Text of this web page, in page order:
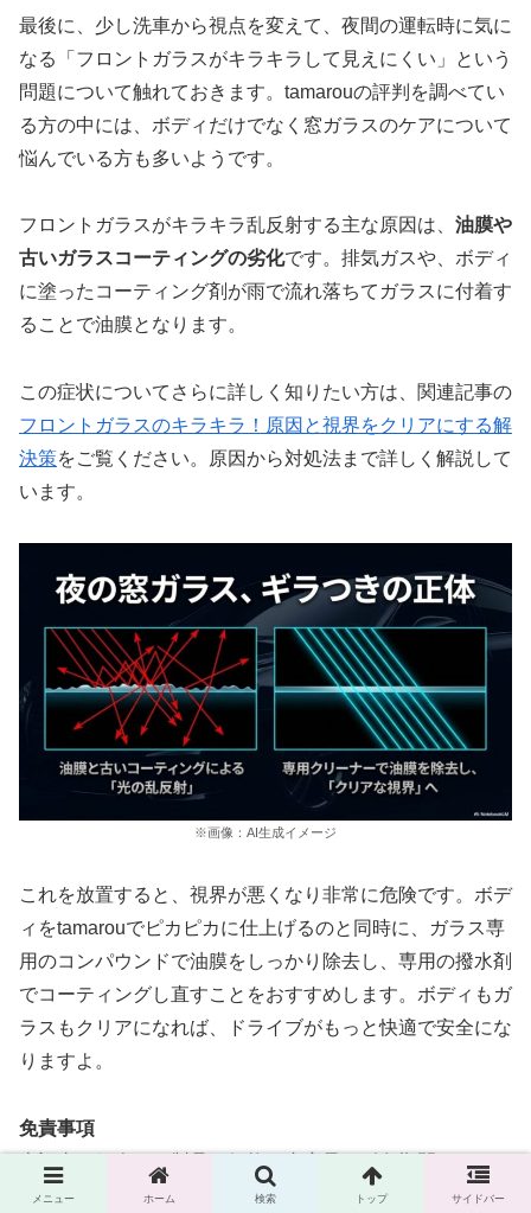
最後に、少し洗車から視点を変えて、夜間の運転時に気に
なる「フロントガラスがキラキラして見えにくい」という
問題について触れておきます。tamarouの評判を調べてい
る方の中には、ボディだけでなく窓ガラスのケアについて
悩んでいる方も多いようです。
フロントガラスがキラキラ乱反射する主な原因は、 油膜や
古いガラスコーティングの劣化です。排気ガスや、ボディ
に塗ったコーティング剤が雨で流れ落ちてガラスに付着す
ることで油膜となります。
この症状についてさらに詳しく知りたい方は、関連記事の
フロントガラスのキラキラ！原因と視界をクリアにする解
決策をご覧ください。原因から対処法まで詳しく解説して
います。
※画像：AI生成イメージ
これを放置すると、視界が悪くなり非常に危険です。ボデ
ィをtamarouでピカピカに仕上げるのと同時に、ガラス専
用のコンパウンドで油膜をしっかり除去し、専用の撥水剤
でコーティングし直すことをおすすめします。ボディもガ
ラスもクリアになれば、ドライブがもっと快適で安全にな
りますよ。
免責事項
本記事で紹介した製品の価格、内容量、耐久期間などのス
ペックは、執筆時点の情報に基づいています。これらはメ
メニュー ホーム 検索 トップ サイドバー